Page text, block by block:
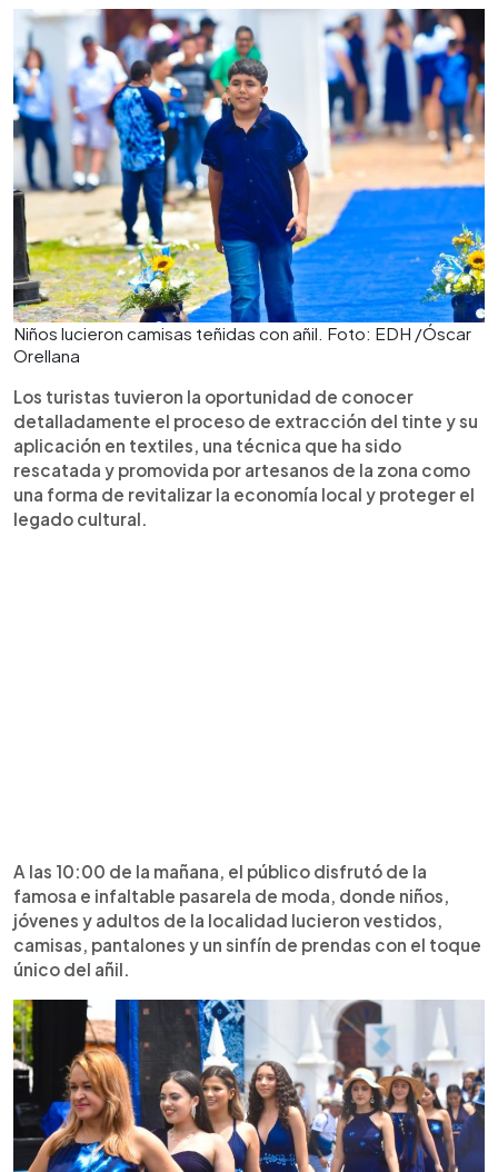
Niños lucieron camisas teñidas con añil. Foto: EDH /Óscar
Orellana
Los turistas tuvieron la oportunidad de conocer
detalladamente el proceso de extracción del tinte y su
aplicación en textiles, una técnica que ha sido
rescatada y promovida por artesanos de la zona como
una forma de revitalizar la economía local y proteger el
legado cultural.
A las 10:00 de la mañana, el público disfrutó de la
famosa e infaltable pasarela de moda, donde niños,
jóvenes y adultos de la localidad lucieron vestidos,
camisas, pantalones y un sinfín de prendas con el toque
único del añil.